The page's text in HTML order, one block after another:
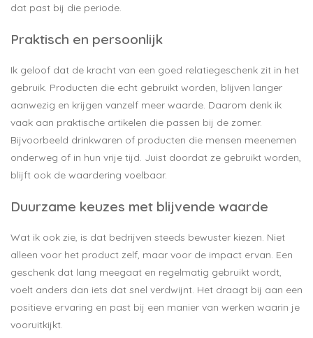
dat past bij die periode.
Praktisch en persoonlijk
Ik geloof dat de kracht van een goed relatiegeschenk zit in het
gebruik. Producten die echt gebruikt worden, blijven langer
aanwezig en krijgen vanzelf meer waarde. Daarom denk ik
vaak aan praktische artikelen die passen bij de zomer.
Bijvoorbeeld drinkwaren of producten die mensen meenemen
onderweg of in hun vrije tijd. Juist doordat ze gebruikt worden,
blijft ook de waardering voelbaar.
Duurzame keuzes met blijvende waarde
Wat ik ook zie, is dat bedrijven steeds bewuster kiezen. Niet
alleen voor het product zelf, maar voor de impact ervan. Een
geschenk dat lang meegaat en regelmatig gebruikt wordt,
voelt anders dan iets dat snel verdwijnt. Het draagt bij aan een
positieve ervaring en past bij een manier van werken waarin je
vooruitkijkt.